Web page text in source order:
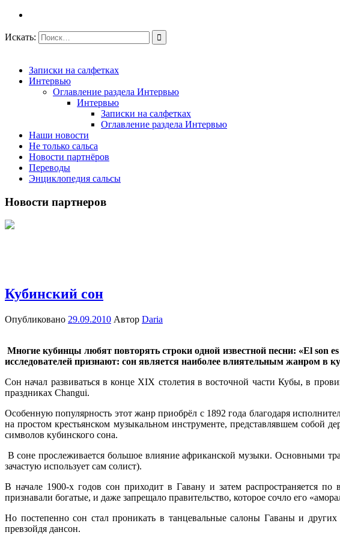
Искать:
Записки на салфетках
Интервью
Оглавление раздела Интервью
Интервью
Записки на салфетках
Оглавление раздела Интервью
Наши новости
Не только сальса
Новости партнёров
Переводы
Энциклопедия сальсы
Новости партнеров
Кубинский сон
Опубликовано 29.09.2010 Автор Daria
Многие кубинцы любят повторять строки одной известной песни: «El son
исследователей признают: сон является наиболее влиятельным жанром в
Сон начал развиваться в конце XIX столетия в восточной части Кубы, в
праздниках Changui.
Особенную популярность этот жанр приобрёл с 1892 года благодаря
на простом крестьянском музыкальном инструменте, представлявшем собой
символов кубинского сона.
В соне прослеживается большое влияние африканской музыки. Основными
зачастую использует сам солист).
В начале 1900-х годов сон приходит в Гавану и затем распространяется
признавали богатые, и даже запрещало правительство, которое сочло его
Но постепенно сон стал проникать в танцевальные салоны Гаваны и
превзойдя дансон.